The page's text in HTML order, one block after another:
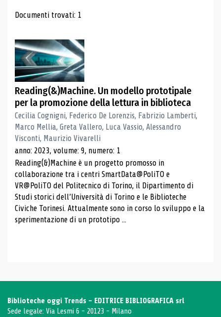
Risultati di ricerca
Documenti trovati: 1
Reading(&)Machine. Un modello prototipale
per la promozione della lettura in biblioteca
Cecilia Cognigni, Federico De Lorenzis, Fabrizio Lamberti,
Marco Mellia, Greta Vallero, Luca Vassio, Alessandro
Visconti, Maurizio Vivarelli
anno: 2023, volume: 9, numero: 1
Reading(&)Machine è un progetto promosso in
collaborazione tra i centri SmartData@PoliTO e
VR@PoliTO del Politecnico di Torino, il Dipartimento di
Studi storici dell’Università di Torino e le Biblioteche
Civiche Torinesi. Attualmente sono in corso lo sviluppo e la
sperimentazione di un prototipo ...
Biblioteche oggi Trends - EDITRICE BIBLIOGRAFICA srl
Sede legale: Via Lesmi 6 - 20123 - Milano